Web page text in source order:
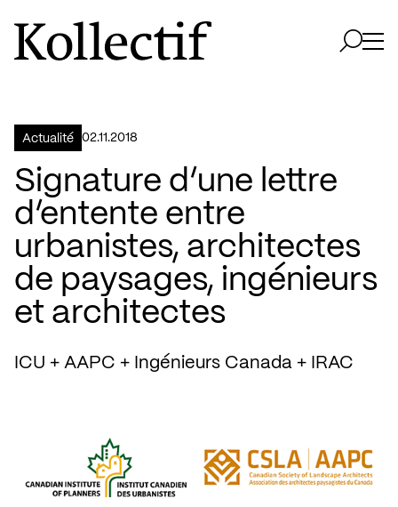
Aller à la page d'accueil
Logo Kollectif
Actualité 02.11.2018
Signature d’une lettre
d’entente entre
urbanistes, architectes
de paysages, ingénieurs
et architectes
ICU + AAPC + Ingénieurs Canada + IRAC